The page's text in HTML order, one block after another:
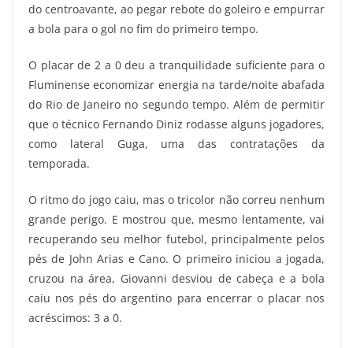
do centroavante, ao pegar rebote do goleiro e empurrar
a bola para o gol no fim do primeiro tempo.
O placar de 2 a 0 deu a tranquilidade suficiente para o
Fluminense economizar energia na tarde/noite abafada
do Rio de Janeiro no segundo tempo. Além de permitir
que o técnico Fernando Diniz rodasse alguns jogadores,
como lateral Guga, uma das contratações da
temporada.
O ritmo do jogo caiu, mas o tricolor não correu nenhum
grande perigo. E mostrou que, mesmo lentamente, vai
recuperando seu melhor futebol, principalmente pelos
pés de John Arias e Cano. O primeiro iniciou a jogada,
cruzou na área, Giovanni desviou de cabeça e a bola
caiu nos pés do argentino para encerrar o placar nos
acréscimos: 3 a 0.